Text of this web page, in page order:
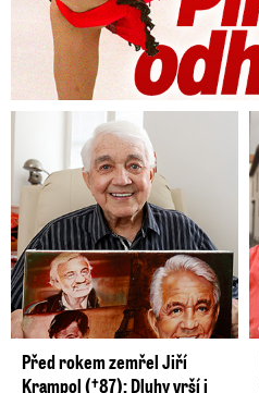
Před rokem zemřel Jiří
Krampol (†87): Dluhy vrší i